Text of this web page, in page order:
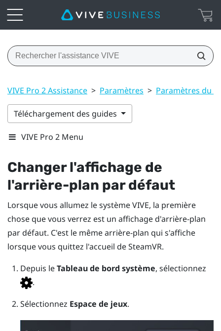
VIVE Pro 2 Assistance > Paramètres > Paramètres du
Téléchargement des guides
VIVE Pro 2 Menu
Changer l'affichage de
l'arrière-plan par défaut
Lorsque vous allumez le systèmeVIVE, la première
chose que vous verrez est un affichage d'arrière-plan
par défaut. C'est le même arrière-plan qui s'affiche
lorsque vous quittez l'accueil deSteamVR.
Depuis leTableau de bord système, sélectionnez
.
Sélectionnez Espace de jeux.